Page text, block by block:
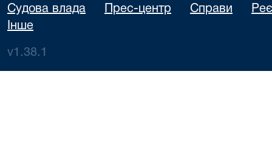
Судова влада Прес-центр Справи
Інше
v1.38.1